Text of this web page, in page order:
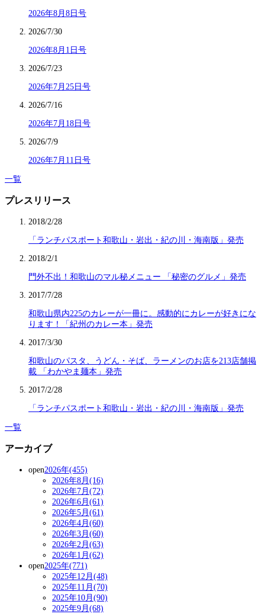
2026年8月8日号
2026/7/30
2026年8月1日号
2026/7/23
2026年7月25日号
2026/7/16
2026年7月18日号
2026/7/9
2026年7月11日号
一覧
プレスリリース
2018/2/28
「ランチパスポート和歌山・岩出・紀の川・海南版」発売
2018/2/1
門外不出！和歌山のマル秘メニュー 「秘密のグルメ」発売
2017/7/28
和歌山県内225のカレーが一冊に。感動的にカレーが好きにな
ります！「紀州のカレー本」発売
2017/3/30
和歌山のパスタ、うどん・そば、ラーメンのお店を213店舗掲
載 「わかやま麺本」発売
2017/2/28
「ランチパスポート和歌山・岩出・紀の川・海南版」発売
一覧
アーカイブ
open2026年(455)
2026年8月(16)
2026年7月(72)
2026年6月(61)
2026年5月(61)
2026年4月(60)
2026年3月(60)
2026年2月(63)
2026年1月(62)
open2025年(771)
2025年12月(48)
2025年11月(70)
2025年10月(90)
2025年9月(68)